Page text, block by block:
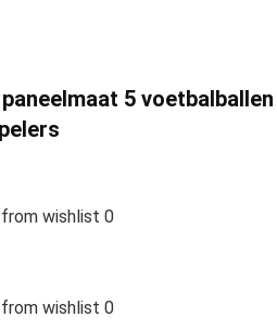
5 voetbalballen
wishlist 0
wishlist 0